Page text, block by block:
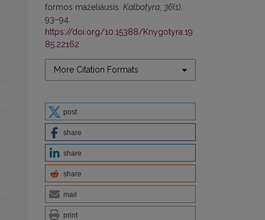
formos maželiáusis. Kalbotyra 36(1),
93–94.
https://doi.org/10.15388/Knygotyra.19
85.22162
More Citation Formats
post
share
share
share
mail
print